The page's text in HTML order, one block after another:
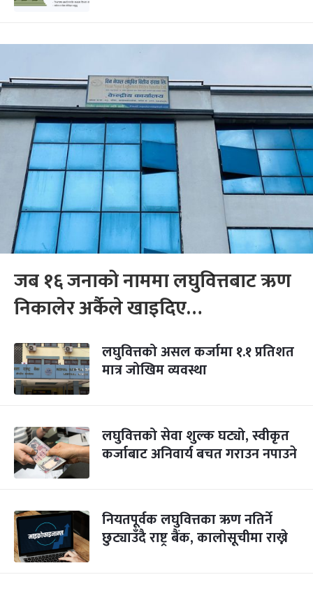
जब १६ जनाको नाममा लघुवित्तबाट ऋण
निकालेर अर्कैले खाइदिए…
लघुवित्तको असल कर्जामा १.१ प्रतिशत
मात्र जोखिम व्यवस्था
लघुवित्तको सेवा शुल्क घट्यो, स्वीकृत
कर्जाबाट अनिवार्य बचत गराउन नपाउने
नियतपूर्वक लघुवित्तका ऋण नतिर्ने
छुट्याउँदै राष्ट्र बैंक, कालोसूचीमा राख्ने